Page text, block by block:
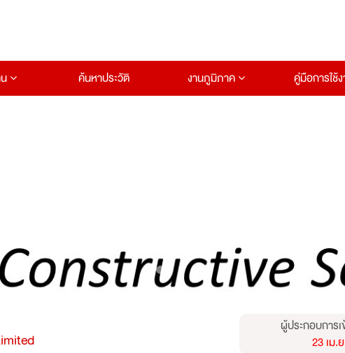
ค้นหาประวัติ งานภูมิภาค คู่มือการใช้
ผู้ประกอบการ
23 เม.